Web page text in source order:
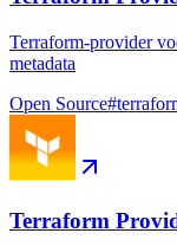
Terraform-provider
metadata
Open Source#
Terraform